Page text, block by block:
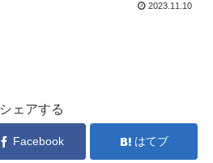
2023.11.10
シェアする
Facebook はてブ